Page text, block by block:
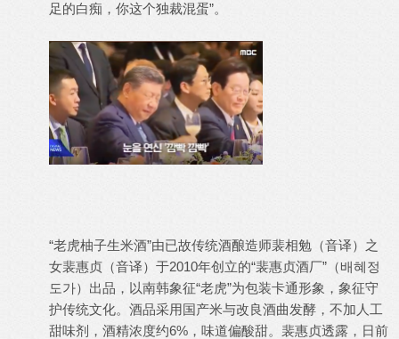
足的白痴，你这个独裁混蛋”。
“老虎柚子生米酒”由已故传统酒酿造师裴相勉（音译）之
女裴惠贞（音译）于2010年创立的“裴惠贞酒厂”（배혜정
도가）出品，以南韩象征“老虎”为包装卡通形象，象征守
护传统文化。酒品采用国产米与改良酒曲发酵，不加人工
甜味剂，酒精浓度约6%，味道偏酸甜。裴惠贞透露，日前